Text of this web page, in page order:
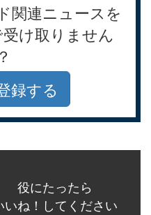
関連ニュースを
け取りません
録する
役にたったら
いね！してください